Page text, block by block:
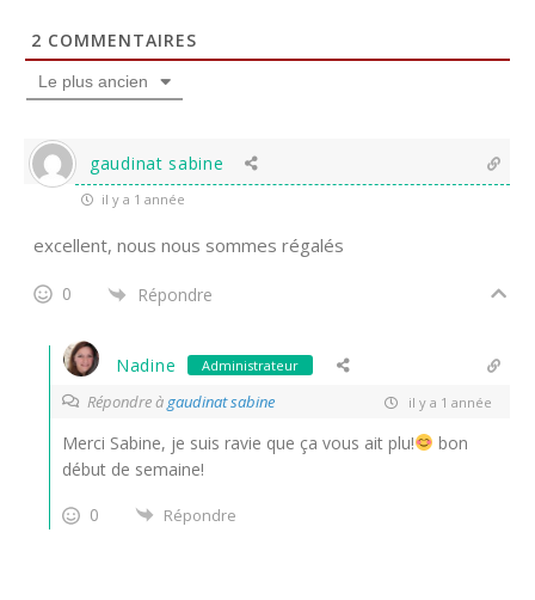
2 COMMENTAIRES
Le plus ancien
gaudinat sabine
il y a 1 année
excellent, nous nous sommes régalés
0 Répondre
Nadine Administrateur
Répondre àgaudinat sabine il y a 1 année
Merci Sabine, je suis ravie que ça vous ait plu!
bon
début de semaine!
0
Répondre